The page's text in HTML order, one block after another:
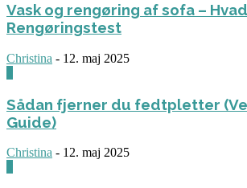
Vask og rengøring af sofa – Hvad
Rengøringstest
Christina - 12. maj 2025
Sådan fjerner du fedtpletter
Guide)
Christina - 12. maj 2025